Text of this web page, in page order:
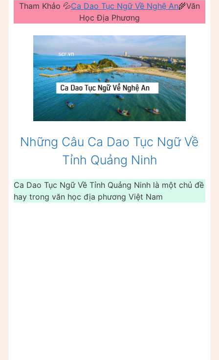
Tham Khảo 💦Ca Dao Tục Ngữ Về Nghệ An🌾Văn
Học Địa Phương
Những Câu Ca Dao Tục Ngữ Về
Tỉnh Quảng Ninh
Ca Dao Tục Ngữ Về Tỉnh Quảng Ninh là một chủ đề
hay trong văn học địa phương Việt Nam